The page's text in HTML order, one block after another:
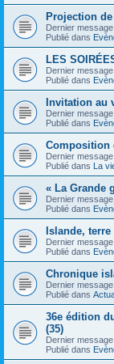
Projection
Dernier
Publié dans
LES
Dernier
Publié dans
Invitation au
Dernier
Publié dans
Composition
Dernier
Publié dans La
« La Grande
Dernier
Publié dans
Islande, terre
Dernier
Publié dans
Chronique
Dernier
Publié dans
36e édition
(35)
Dernier
Publié dans